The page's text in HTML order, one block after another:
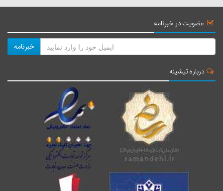
عضویت در خبرنامه
خبرنامه
درباره تیشینه